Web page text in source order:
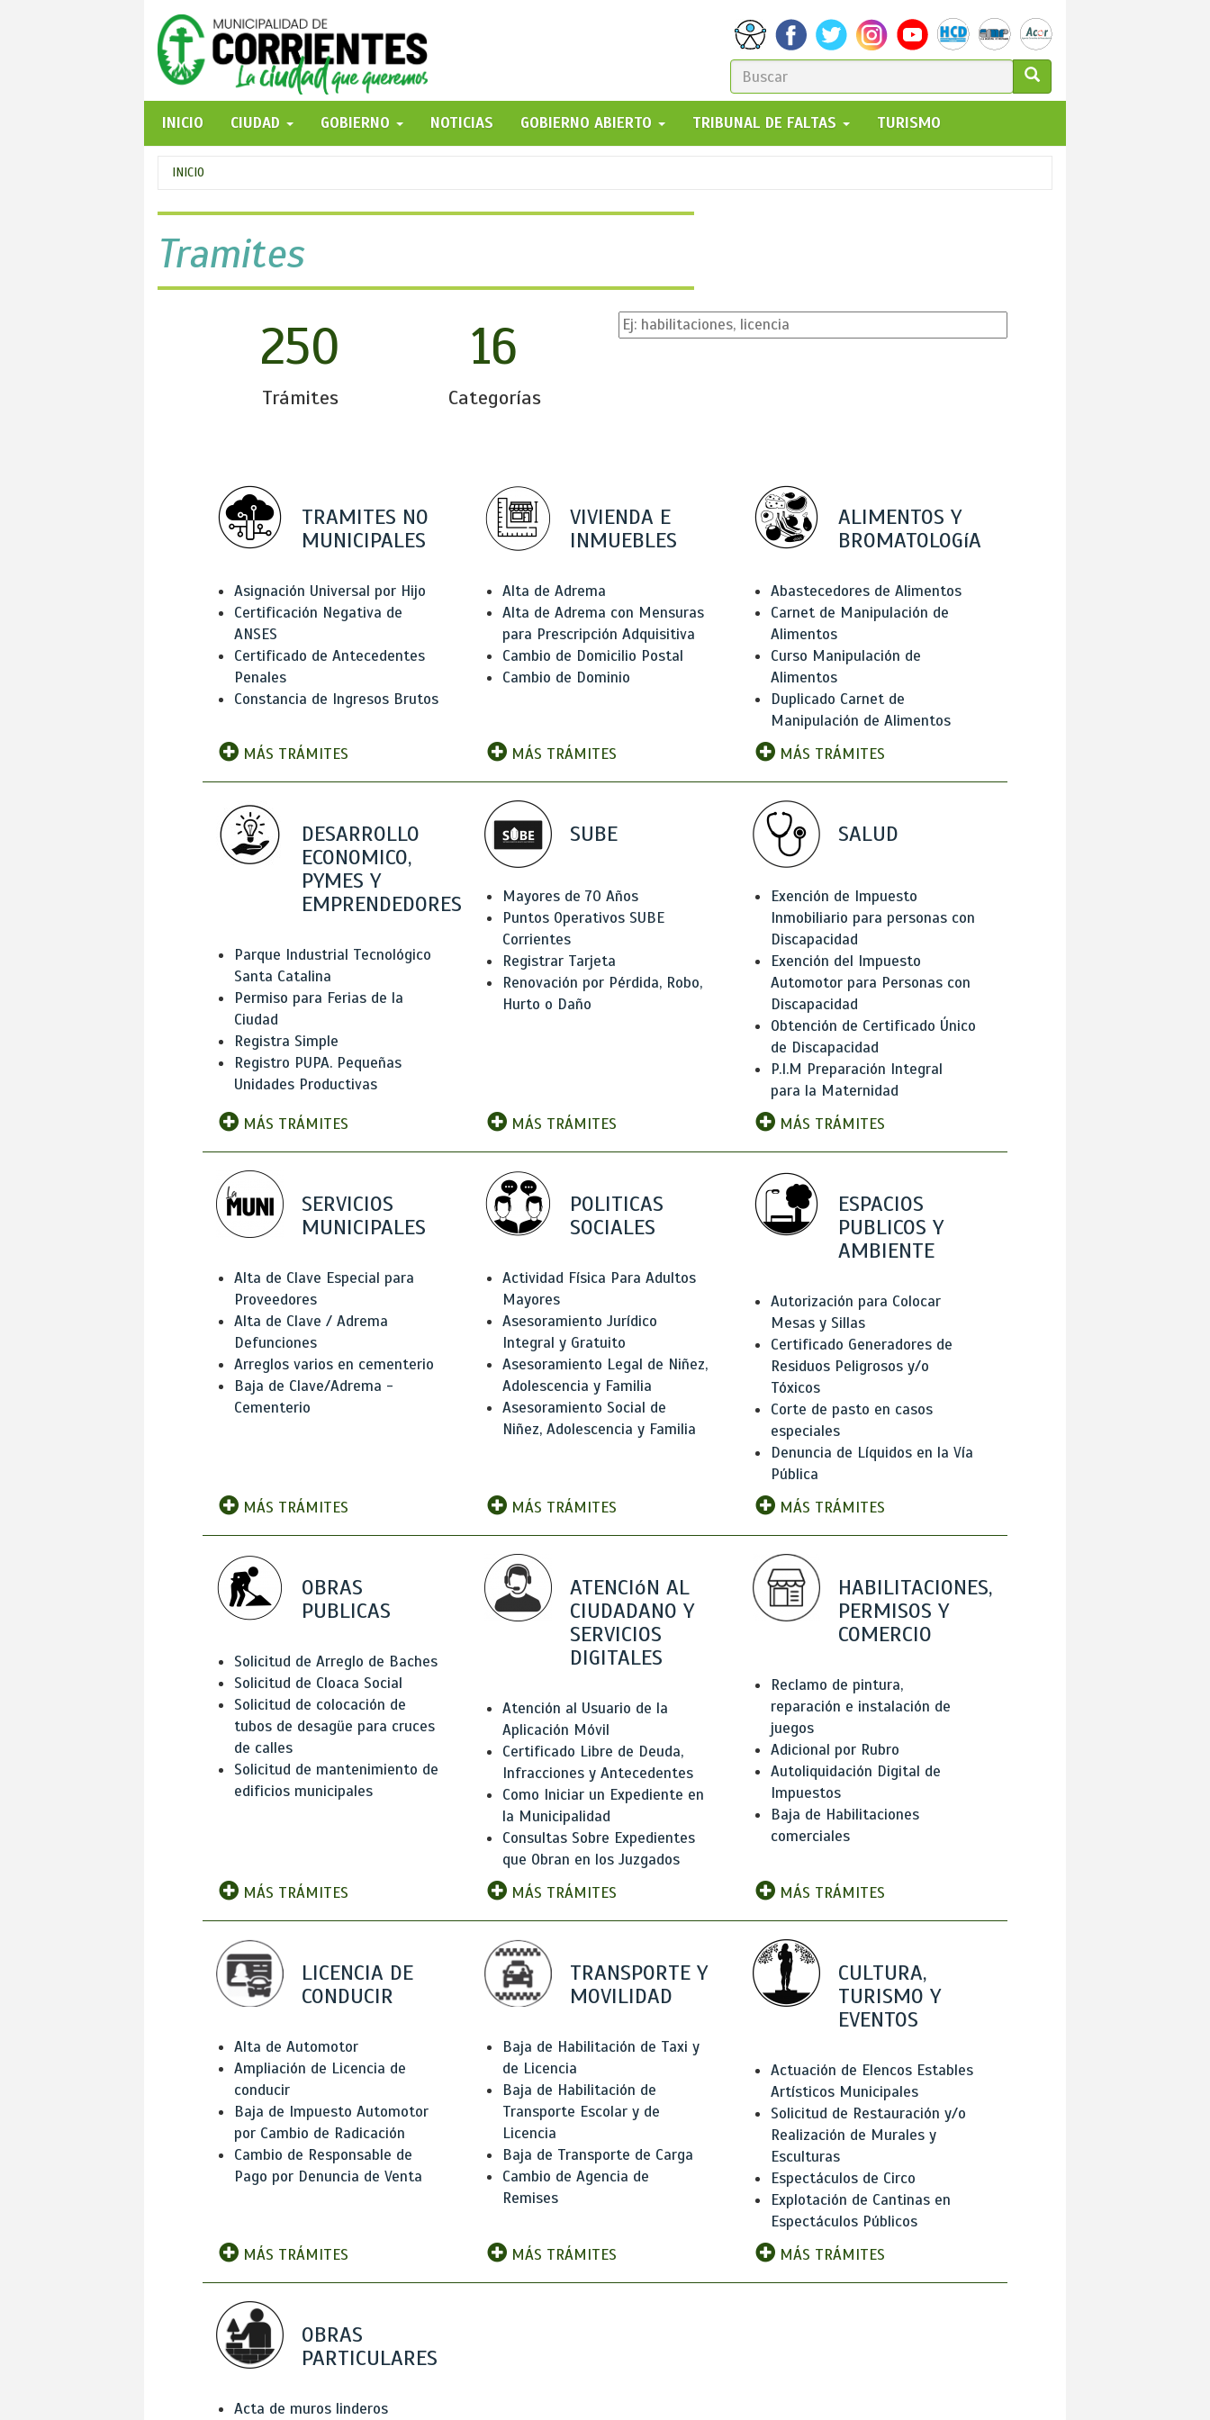
FORMULARIO
DE
BÚSQUEDA
GO!
INICIO
CIUDAD GOBIERNO NOTICIAS GOBIERNO ABIERTO TRIBUNAL DE FALTAS TURISMO
Se
encuentra
usted
aquí
INICIO
Tramites
250
Trámites
16
Categorías
TRAMITES NO
MUNICIPALES
Asignación Universal por Hijo
Certificación Negativa de
ANSES
Certificado de Antecedentes
Penales
Constancia de Ingresos Brutos
MÁS TRÁMITES
VIVIENDA E
INMUEBLES
Alta de Adrema
Alta de Adrema con Mensuras
para Prescripción Adquisitiva
Cambio de Domicilio Postal
Cambio de Dominio
MÁS TRÁMITES
ALIMENTOS Y
BROMATOLOGíA
Abastecedores de Alimentos
Carnet de Manipulación de
Alimentos
Curso Manipulación de
Alimentos
Duplicado Carnet de
Manipulación de Alimentos
MÁS TRÁMITES
DESARROLLO
ECONOMICO,
PYMES Y
EMPRENDEDORES
Parque Industrial Tecnológico
Santa Catalina
Permiso para Ferias de la
Ciudad
Registra Simple
Registro PUPA. Pequeñas
Unidades Productivas
MÁS TRÁMITES
SUBE
Mayores de 70 Años
Puntos Operativos SUBE
Corrientes
Registrar Tarjeta
Renovación por Pérdida, Robo,
Hurto o Daño
MÁS TRÁMITES
SALUD
Exención de Impuesto
Inmobiliario para personas con
Discapacidad
Exención del Impuesto
Automotor para Personas con
Discapacidad
Obtención de Certificado Único
de Discapacidad
P.I.M Preparación Integral
para la Maternidad
MÁS TRÁMITES
SERVICIOS
MUNICIPALES
Alta de Clave Especial para
Proveedores
Alta de Clave / Adrema
Defunciones
Arreglos varios en cementerio
Baja de Clave/Adrema -
Cementerio
MÁS TRÁMITES
POLITICAS
SOCIALES
Actividad Física Para Adultos
Mayores
Asesoramiento Jurídico
Integral y Gratuito
Asesoramiento Legal de Niñez,
Adolescencia y Familia
Asesoramiento Social de
Niñez, Adolescencia y Familia
MÁS TRÁMITES
ESPACIOS
PUBLICOS Y
AMBIENTE
Autorización para Colocar
Mesas y Sillas
Certificado Generadores de
Residuos Peligrosos y/o
Tóxicos
Corte de pasto en casos
especiales
Denuncia de Líquidos en la Vía
Pública
MÁS TRÁMITES
OBRAS
PUBLICAS
Solicitud de Arreglo de Baches
Solicitud de Cloaca Social
Solicitud de colocación de
tubos de desagüe para cruces
de calles
Solicitud de mantenimiento de
edificios municipales
MÁS TRÁMITES
ATENCIóN AL
CIUDADANO Y
SERVICIOS
DIGITALES
Atención al Usuario de la
Aplicación Móvil
Certificado Libre de Deuda,
Infracciones y Antecedentes
Como Iniciar un Expediente en
la Municipalidad
Consultas Sobre Expedientes
que Obran en los Juzgados
MÁS TRÁMITES
HABILITACIONES,
PERMISOS Y
COMERCIO
Reclamo de pintura,
reparación e instalación de
juegos
Adicional por Rubro
Autoliquidación Digital de
Impuestos
Baja de Habilitaciones
comerciales
MÁS TRÁMITES
LICENCIA DE
CONDUCIR
Alta de Automotor
Ampliación de Licencia de
conducir
Baja de Impuesto Automotor
por Cambio de Radicación
Cambio de Responsable de
Pago por Denuncia de Venta
MÁS TRÁMITES
TRANSPORTE Y
MOVILIDAD
Baja de Habilitación de Taxi y
de Licencia
Baja de Habilitación de
Transporte Escolar y de
Licencia
Baja de Transporte de Carga
Cambio de Agencia de
Remises
MÁS TRÁMITES
CULTURA,
TURISMO Y
EVENTOS
Actuación de Elencos Estables
Artísticos Municipales
Solicitud de Restauración y/o
Realización de Murales y
Esculturas
Espectáculos de Circo
Explotación de Cantinas en
Espectáculos Públicos
MÁS TRÁMITES
OBRAS
PARTICULARES
Acta de muros linderos